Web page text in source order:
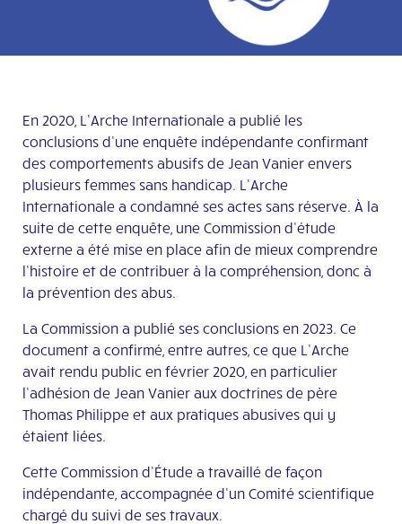
En 2020, L’Arche Internationale a publié les
conclusions d’une enquête indépendante confirmant
des comportements abusifs de Jean Vanier envers
plusieurs femmes sans handicap. L’Arche
Internationale a condamné ses actes sans réserve. À la
suite de cette enquête, une Commission d’étude
externe a été mise en place afin de mieux comprendre
l’histoire et de contribuer à la compréhension, donc à
la prévention des abus.
La Commission a publié ses conclusions en 2023. Ce
document a confirmé, entre autres, ce que L’Arche
avait rendu public en février 2020, en particulier
l’adhésion de Jean Vanier aux doctrines de père
Thomas Philippe et aux pratiques abusives qui y
étaient liées.
Cette Commission d’Étude a travaillé de façon
indépendante, accompagnée d’un Comité scientifique
chargé du suivi de ses travaux.